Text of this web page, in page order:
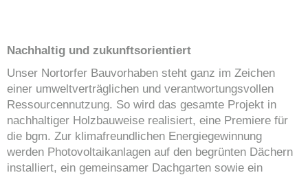
Nachhaltig und zukunftsorientiert
Unser Nortorfer Bauvorhaben steht ganz im Zeichen
einer umweltverträglichen und verantwortungsvollen
Ressourcennutzung. So wird das gesamte Projekt in
nachhaltiger Holzbauweise realisiert, eine Premiere für
die bgm. Zur klimafreundlichen Energiegewinnung
werden Photovoltaikanlagen auf den begrünten Dächern
installiert, ein gemeinsamer Dachgarten sowie ein